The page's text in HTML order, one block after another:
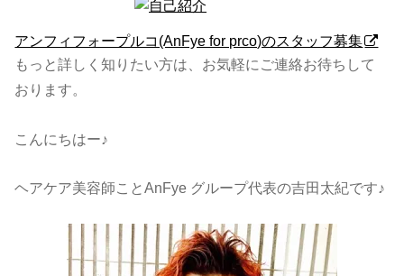
アンフィフォープルコ(AnFye for prco)のスタッフ募集
もっと詳しく知りたい方は、お気軽にご連絡お待ちして
おります。
こんにちはー♪
ヘアケア美容師ことAnFye グループ代表の吉田太紀です♪